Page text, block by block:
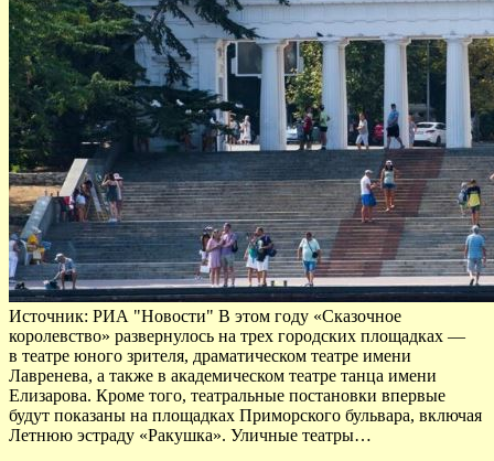
Источник: РИА "Новости" В этом году «Сказочное
королевство» развернулось на трех городских площадках —
в театре юного зрителя, драматическом театре имени
Лавренева, а также в академическом театре танца имени
Елизарова. Кроме того, театральные постановки впервые
будут показаны на площадках Приморского бульвара, включая
Летнюю эстраду «Ракушка». Уличные театры…